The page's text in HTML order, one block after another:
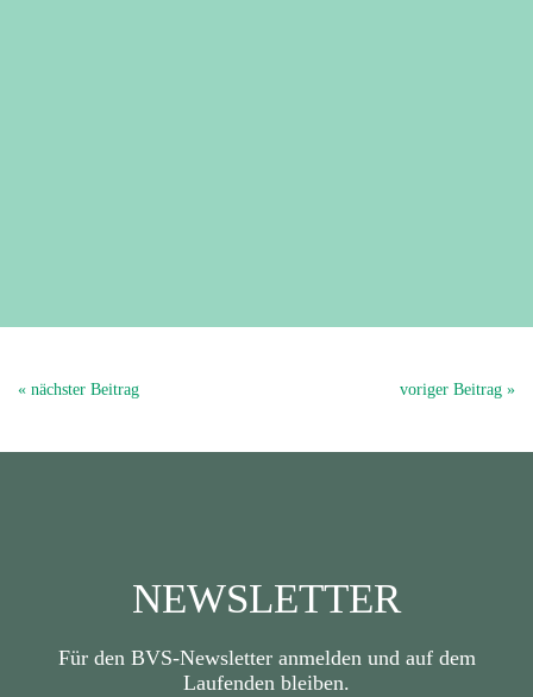
« nächster Beitrag voriger Beitrag »
NEWSLETTER
Für den BVS-Newsletter anmelden und auf dem
Laufenden bleiben.